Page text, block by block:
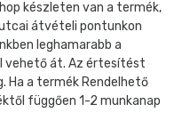
készleten van a termék,
átvételi pontunkon
leghamarabb a
vehető át. Az értesítést
Ha a termék Rendelhető
függően 1-2 munkanap